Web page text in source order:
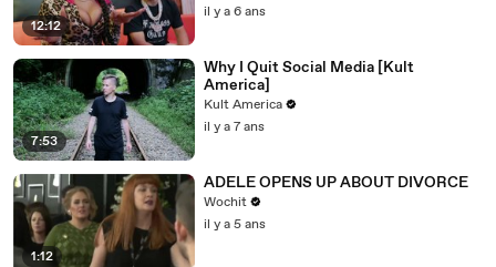
12:12
il y a 6 ans
7:53
Why I Quit Social Media [Kult
America]
Kult America
il y a 7 ans
1:12
ADELE OPENS UP ABOUT DIVORCE
Wochit
il y a 5 ans